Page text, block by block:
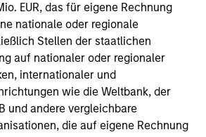
EUR, das für eigene Rechnung
nationale oder regionale
Stellen der staatlichen
auf nationaler oder regionaler
internationaler und
wie die Weltbank, der
und andere vergleichbare
die auf eigene Rechnung
driven more by national
than institutional
rest of the world is quietly
hedging U.S. dependency.
explains, this is not the
but the gradual de-
of it.